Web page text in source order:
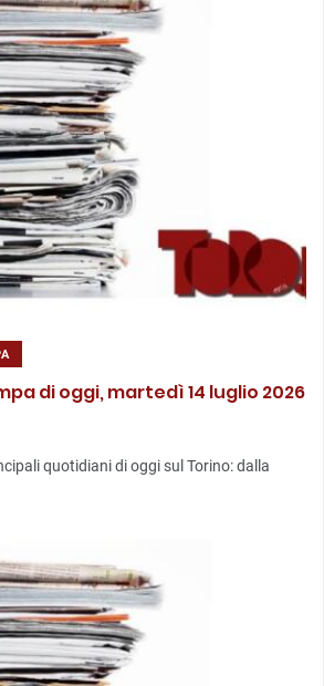
di oggi, martedì 14 luglio 2026
quotidiani di oggi sul Torino: dalla